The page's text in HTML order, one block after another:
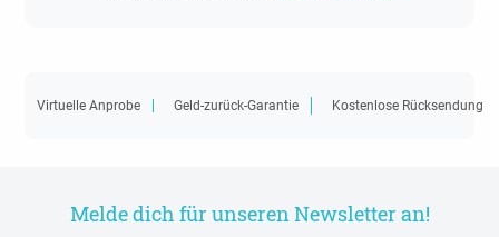
Virtuelle Anprobe Geld-zurück-Garantie Kostenlose Rücksendung
Melde dich für unseren Newsletter an!